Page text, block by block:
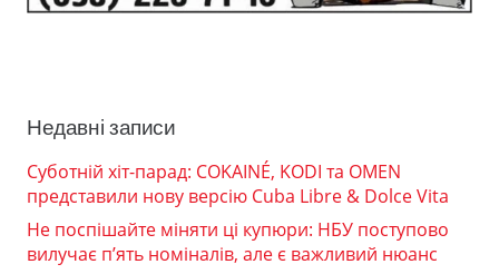
Недавні записи
Суботній хіт-парад: COKAINÉ, KODI та OMEN
представили нову версію Cuba Libre & Dolce Vita
Не поспішайте міняти ці купюри: НБУ поступово
вилучає п’ять номіналів, але є важливий нюанс